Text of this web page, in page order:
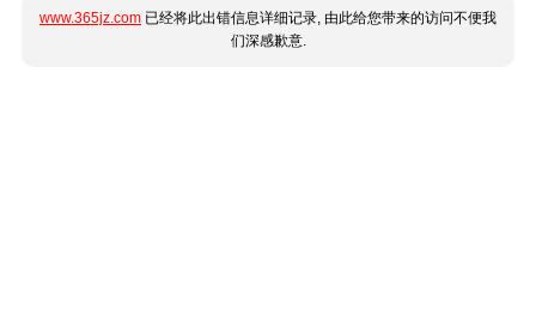
www.365jz.com 已经将此出错信息详细记录, 由此给您带来的访问不便我
们深感歉意.